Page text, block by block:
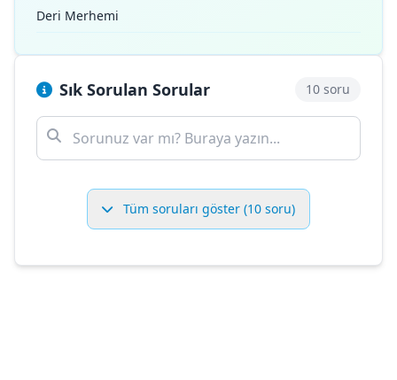
Deri Merhemi
Sık Sorulan Sorular 10 soru
Tüm soruları göster (10 soru)